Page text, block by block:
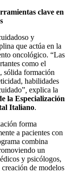
clave en
y
que actúa en la
oncológico. “Las
como el
sólida formación
habilidades
explica la
la Especialización
Italiano.
forma
a pacientes con
combina
un
y psicólogos,
de modelos